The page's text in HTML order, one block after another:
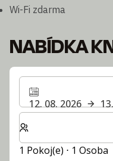
Wi-Fi zdarma
NABÍDKA
12. 08. 2026
Zvolte počet pokojů
1 Pokoj(e) ⋅ 1 Osoba